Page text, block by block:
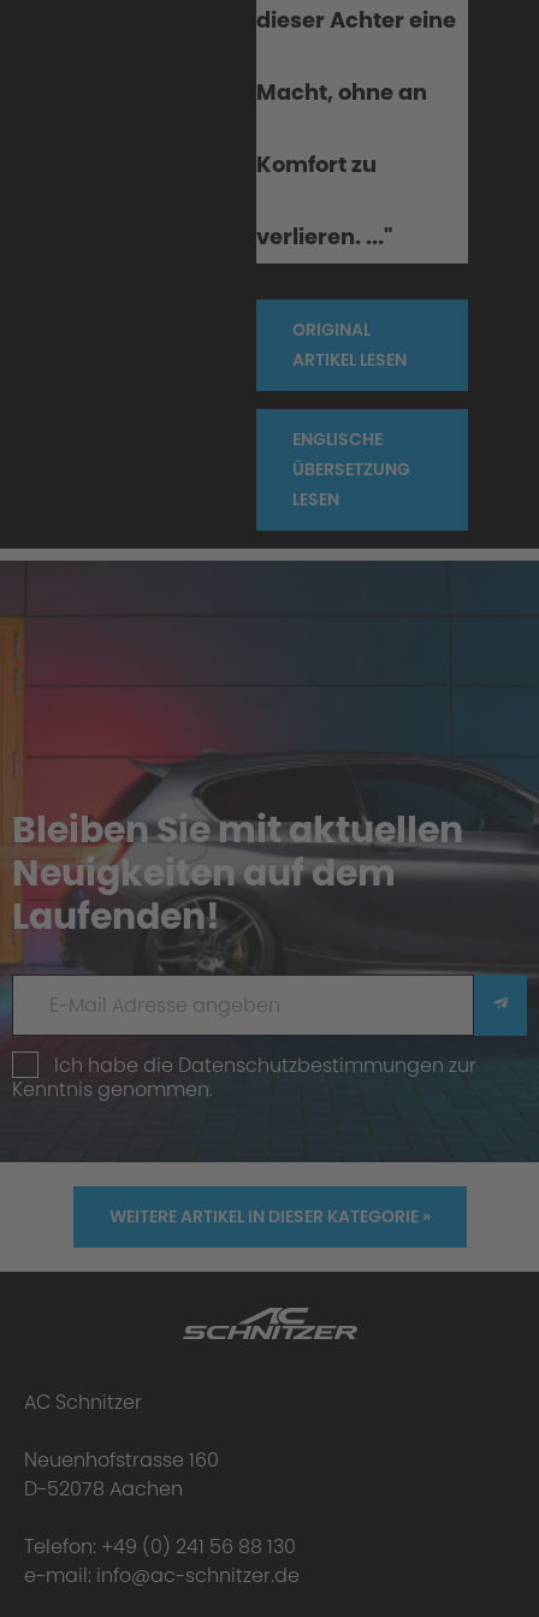
dieser Achter eine
Macht, ohne an
Komfort zu
verlieren. ..."
ORIGINAL
ARTIKEL LESEN
ENGLISCHE
ÜBERSETZUNG
LESEN
Bleiben Sie mit aktuellen
Neuigkeiten auf dem
Laufenden!
Ich habe die Datenschutzbestimmungen zur
Kenntnis genommen.
WEITERE ARTIKEL IN DIESER KATEGORIE »
AC Schnitzer
Neuenhofstrasse 160
D-52078 Aachen
Telefon: +49 (0) 241 56 88 130
e-mail: info@ac-schnitzer.de